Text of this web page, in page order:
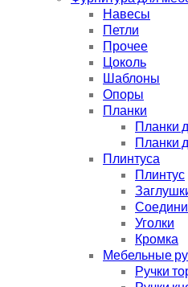
Навесы
Петли
Прочее
Цоколь
Шаблоны
Опоры
Планки
Планки
Планки
Плинтуса
Плинтус
Уголки
Кромка
Мебельные
Ручки